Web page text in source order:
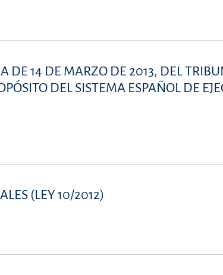
DE 14 DE MARZO DE 2013, DEL
DEL SISTEMA ESPAÑOL DE
(LEY 10/2012)